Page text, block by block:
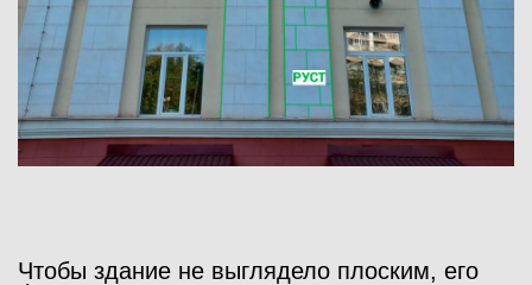
Чтобы здание не выглядело плоским, его